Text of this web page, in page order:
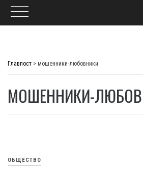
Главпост > мошенники-любовники
МОШЕННИКИ-
ОБЩЕСТВО